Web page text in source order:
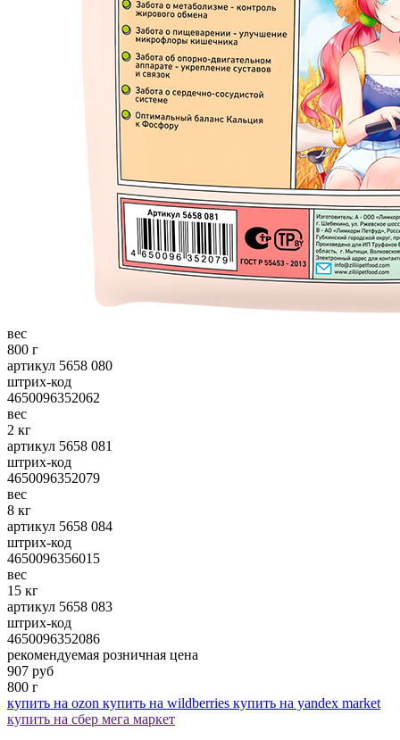
вес
800 г
артикул 5658 080
штрих-код
4650096352062
вес
2 кг
артикул 5658 081
штрих-код
4650096352079
вес
8 кг
артикул 5658 084
штрих-код
4650096356015
вес
15 кг
артикул 5658 083
штрих-код
4650096352086
рекомендуемая розничная цена
907 руб
800 г
купить на ozon купить на wildberries купить на yandex market
купить на сбер мега маркет